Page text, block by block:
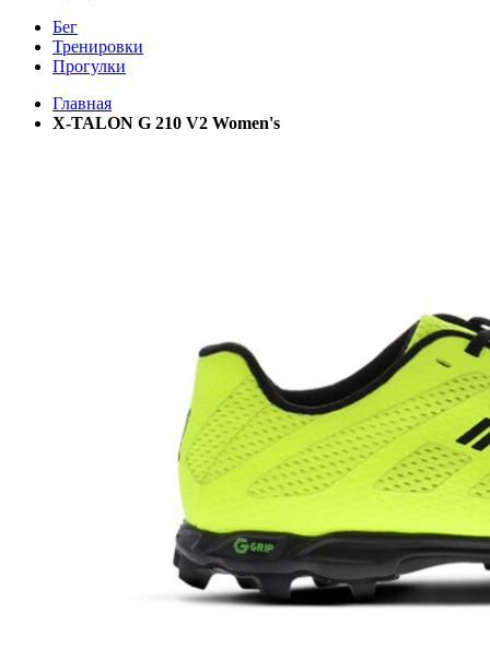
Бег
Тренировки
Прогулки
Главная
X-TALON G 210 V2 Women's